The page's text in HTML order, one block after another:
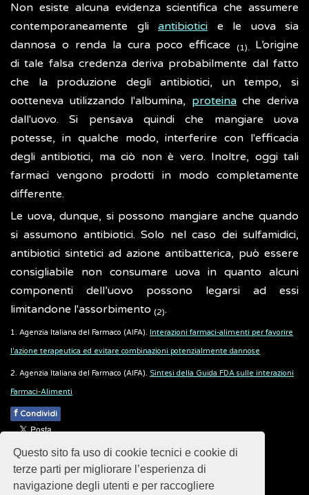
Questo sito fa uso di cookie tecnici e cookie di
terze parti per migliorare l’esperienza di
navigazione degli utenti e per raccogliere
Non esiste alcuna evidenza scientifica che assumere
contemporaneamente gli antibiotici e le uova sia
dannosa o renda la cura poco efficace(1). L’origine
di tale falsa credenza deriva probabilmente dal fatto
che la produzione degli antibiotici, un tempo, si
ootteneva utilizzando l'albumina, proteinache deriva
dall'uovo. Si pensava quindi che mangiare uova
potesse, in qualche modo, interferire con l'efficacia
degli antibiotici, ma ciò non è vero. Inoltre, oggi tali
farmaci vengono prodotti in modo completamente
differente.
Le uova, dunque, si possono mangiare anche quando
si assumono antibiotici. Solo nel caso dei sulfamidici,
antibiotici sintetici ad azione antibatterica, può essere
consigliabile non consumare uova in quanto alcuni
componenti dell’uovo possono legarsi ad essi
limitandone l'assorbimento (2).
1. Agenzia Italiana del Farmaco (AIFA). Interazioni farmaci-alimenti per favorire
l'azione terapeutica ed evitare combinazioni potenzialmente dannose
2. Agenzia Italiana del Farmaco (AIFA). Sintesi della Guida FDA sulle interazioni
Farmaci-Alimenti
f Condividi
Pubblicato: 21 Maggio 2019
- Ultimo aggiornamento: 30 Ottobre 2024